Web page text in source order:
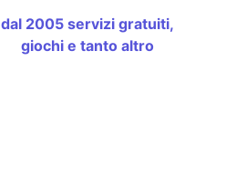
dal 2005 servizi gratuiti,
giochi e tanto altro